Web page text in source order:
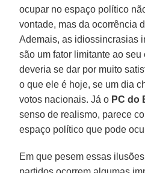
ocupar no espaço político
vontade, mas da ocorrência
Ademais, as idiossincrasias
são um fator limitante ao
deveria se dar por muito
o que ele é hoje, se um dia
votos nacionais. Já o PC do
senso de realismo, parece
espaço político que pode
Em que pesem essas